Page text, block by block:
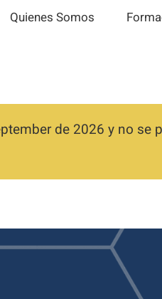
Quienes Somos
de 2026 y no